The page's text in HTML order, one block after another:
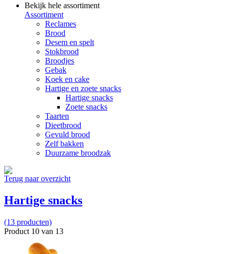
Bekijk hele assortiment
Assortiment
Reclames
Brood
Desem en spelt
Stokbrood
Broodjes
Gebak
Koek en cake
Hartige en zoete snacks
Hartige snacks
Zoete snacks
Taarten
Dieetbrood
Gevuld brood
Zelf bakken
Duurzame broodzak
Terug naar overzicht
Hartige snacks
(13 producten)
Product 10 van 13